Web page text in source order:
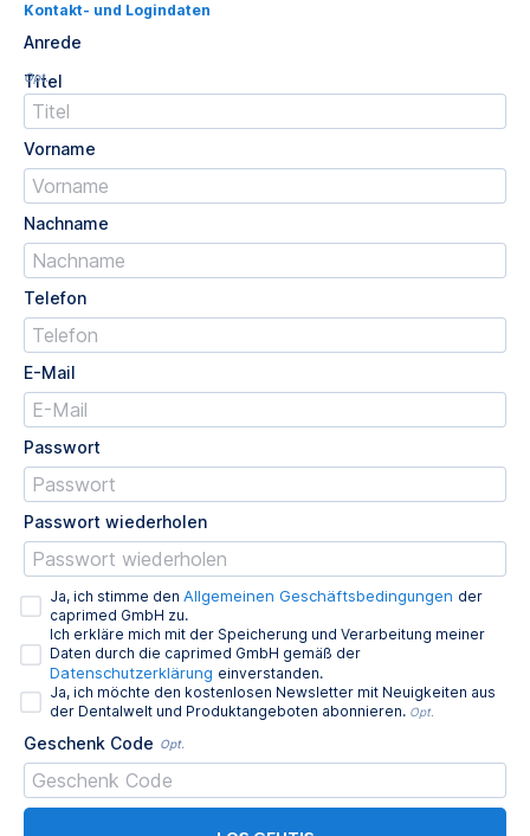
Kontakt- und Logindaten
Anrede
Titel
Opt.
Vorname
Nachname
Telefon
E-Mail
Passwort
Passwort wiederholen
Ja, ich stimme den Allgemeinen Geschäftsbedingungen der
caprimed GmbH zu.
Ich erkläre mich mit der Speicherung und Verarbeitung meiner
Daten durch die caprimed GmbH gemäß der
Datenschutzerklärung einverstanden.
Ja, ich möchte den kostenlosen Newsletter mit Neuigkeiten aus
der Dentalwelt und Produktangeboten abonnieren. Opt.
Geschenk Code Opt.